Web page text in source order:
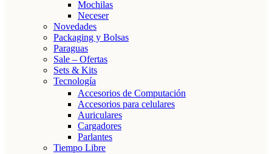
Mochilas
Neceser
Novedades
Packaging y Bolsas
Paraguas
Sale – Ofertas
Sets & Kits
Tecnología
Accesorios de Computación
Accesorios para celulares
Auriculares
Cargadores
Parlantes
Tiempo Libre